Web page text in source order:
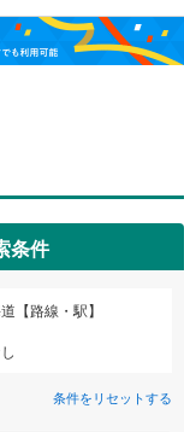
条件
【路線・駅】
条件をリセットする
)
)
谷地頭線(1)
0) (3)
テム（0）
）